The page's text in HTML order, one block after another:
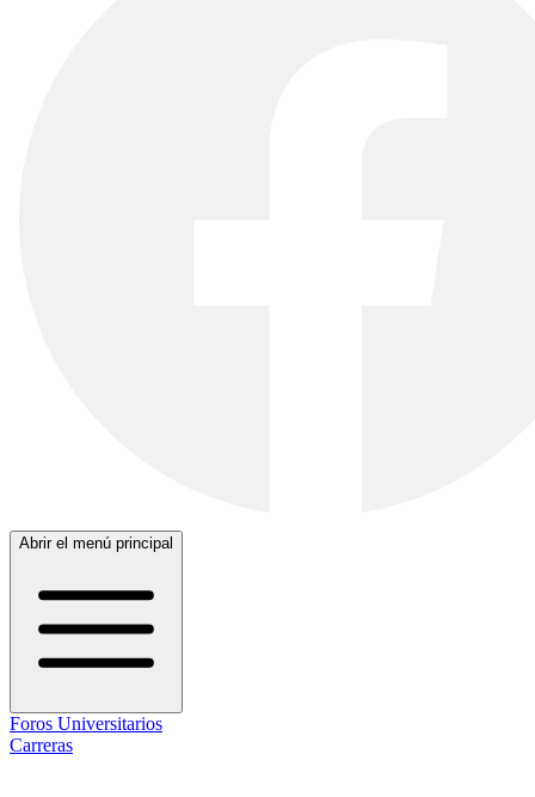
Abrir el menú principal
Foros Universitarios
Carreras